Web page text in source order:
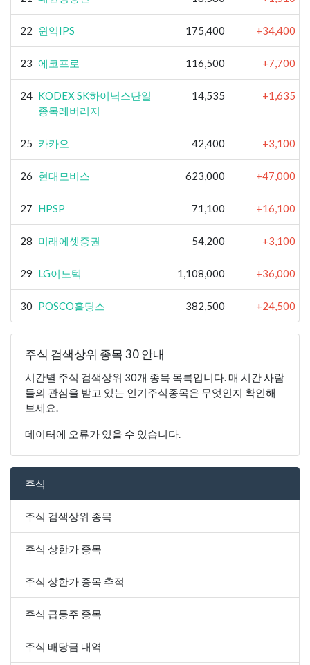
22 원익IPS 175,400 +34,400
23 에코프로 116,500 +7,700
24 KODEX SK하이닉스단일
종목레버리지
14,535 +1,635
25 카카오 42,400 +3,100
26 현대모비스 623,000 +47,000
27 HPSP 71,100 +16,100
28 미래에셋증권 54,200 +3,100
29 LG이노텍 1,108,000 +36,000
30 POSCO홀딩스 382,500 +24,500
주식 검색상위 종목 30 안내
시간별 주식 검색상위 30개 종목 목록입니다. 매 시간 사람
들의 관심을 받고 있는 인기주식종목은 무엇인지 확인해
보세요.
데이터에 오류가 있을 수 있습니다.
주식
주식 검색상위 종목
주식 상한가 종목
주식 상한가 종목 추적
주식 급등주 종목
주식 배당금 내역